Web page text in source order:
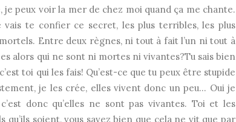
je peux voir la mer de chez moi quand ça me chante.
te confier ce secret, les plus terribles, les plus
Entre deux règnes, ni tout à fait l’un ni tout à
alors qui ne sont ni mortes ni vivantes?Tu sais bien
toi qui les fais! Qu’est-ce que tu peux être stupide
je les crée, elles vivent donc un peu… Oui je
donc qu’elles ne sont pas vivantes. Toi et les
qu’ils soient, vous savez bien que cela ne vit que par